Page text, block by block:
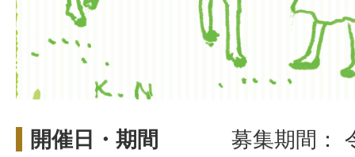
開催日・期間
募集期間：